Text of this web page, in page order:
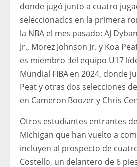
donde jugó junto a cuatro
seleccionados en la primera
la NBA el mes pasado: AJ
Jr., Morez Johnson Jr. y Koa
es miembro del equipo U17
Mundial FIBA ​​​​en 2024, donde
Peat y otras dos selecciones
en Cameron Boozer y Chris
Otros estudiantes entrantes
Michigan que han vuelto a
incluyen al prospecto de
Costello, un delantero de 6